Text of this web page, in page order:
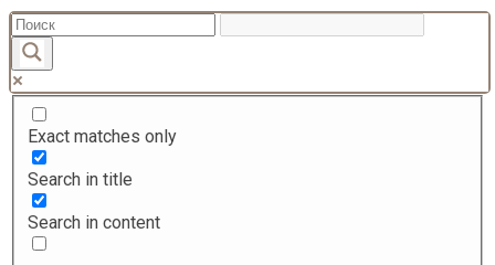
Перейти
к
содержанию
Exact matches only
Search in title
Search in content